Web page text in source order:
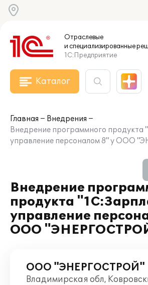
Отраслевые
и специализированные
1С:Предприятие
Каталог
Главная
Внедрения
Внедрение программного продукта
управление персоналом 8" у ООО
Внедрение
продукта
управление
ООО
ООО "ЭНЕРГОСТРОЙ"
Владимирская обл,